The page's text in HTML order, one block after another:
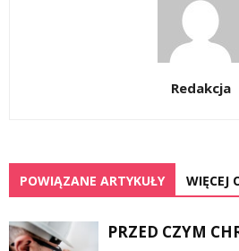
Redakcja
POWIĄZANE ARTYKUŁY WIĘCEJ
PRZED CZYM